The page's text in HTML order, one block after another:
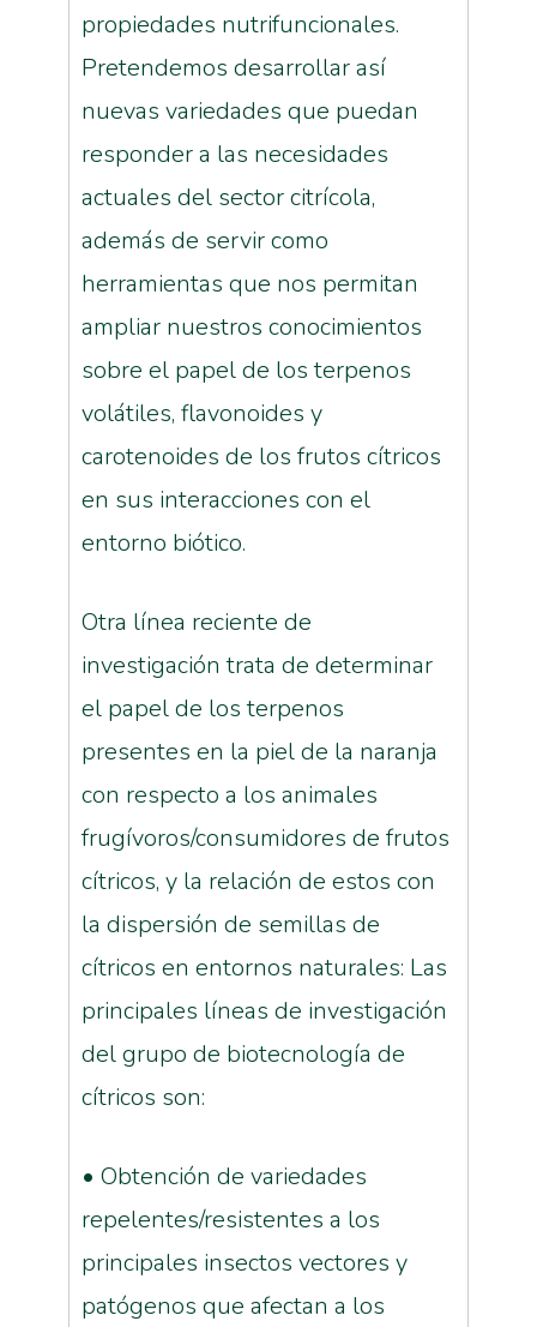
propiedades nutrifuncionales.
Pretendemos desarrollar así
nuevas variedades que puedan
responder a las necesidades
actuales del sector citrícola,
además de servir como
herramientas que nos permitan
ampliar nuestros conocimientos
sobre el papel de los terpenos
volátiles, flavonoides y
carotenoides de los frutos cítricos
en sus interacciones con el
entorno biótico.
Otra línea reciente de
investigación trata de determinar
el papel de los terpenos
presentes en la piel de la naranja
con respecto a los animales
frugívoros/consumidores de frutos
cítricos, y la relación de estos con
la dispersión de semillas de
cítricos en entornos naturales: Las
principales líneas de investigación
del grupo de biotecnología de
cítricos son:
• Obtención de variedades
repelentes/resistentes a los
principales insectos vectores y
patógenos que afectan a los